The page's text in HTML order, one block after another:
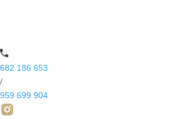
682 186 653
/
959 699 904